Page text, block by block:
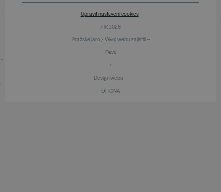
Upravit nastavení cookies
/ © 2026
Pražské jaro / Vývoj webu zajistili —
Devx
/
Design webu —
OFICINA